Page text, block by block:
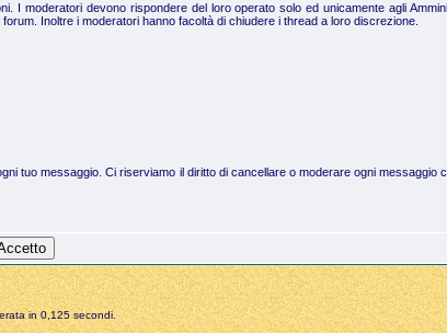
moderatori devono rispondere del loro operato solo ed unicamente agli
Inoltre i moderatori hanno facoltà di chiudere i thread a loro discrezione.
tuo messaggio. Ci riserviamo il diritto di cancellare o moderare ogni
in 0,125 secondi.